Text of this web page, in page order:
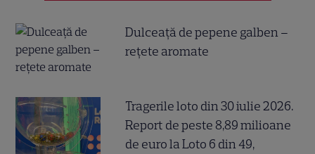
Dulceață de pepene galben –
rețete aromate
Tragerile loto din 30 iulie 2026.
Report de peste 8,89 milioane
de euro la Loto 6 din 49,